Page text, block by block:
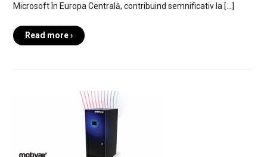
Microsoft în Europa Centrală, contribuind semnificativ la […]
Read more ›